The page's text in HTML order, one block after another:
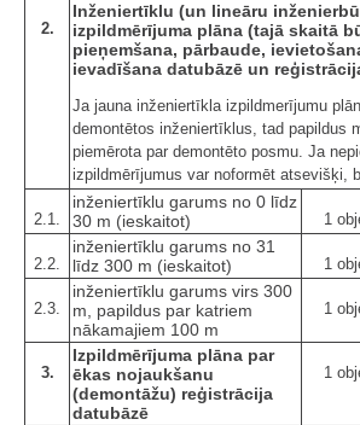
2.
Inženiertīklu (un lineāru
izpildmērījuma plāna (tajā skaitā
pieņemšana, pārbaude,
ievadīšana datubāzē un
Ja jauna inženiertīkla izpildmerījumu
demontētos inženiertīklus, tad papildus
piemērota par demontēto posmu. Ja
izpildmērījumus var noformēt atsevišķi,
2.1.
inženiertīklu garums no 0 līdz
30 m (ieskaitot)
1
2.2.
inženiertīklu garums no 31
līdz 300 m (ieskaitot)
1
2.3.
inženiertīklu garums virs 300
m, papildus par katriem
nākamajiem 100 m
1
3.
Izpildmērījuma plāna par
ēkas nojaukšanu
(demontāžu) reģistrācija
datubāzē
1